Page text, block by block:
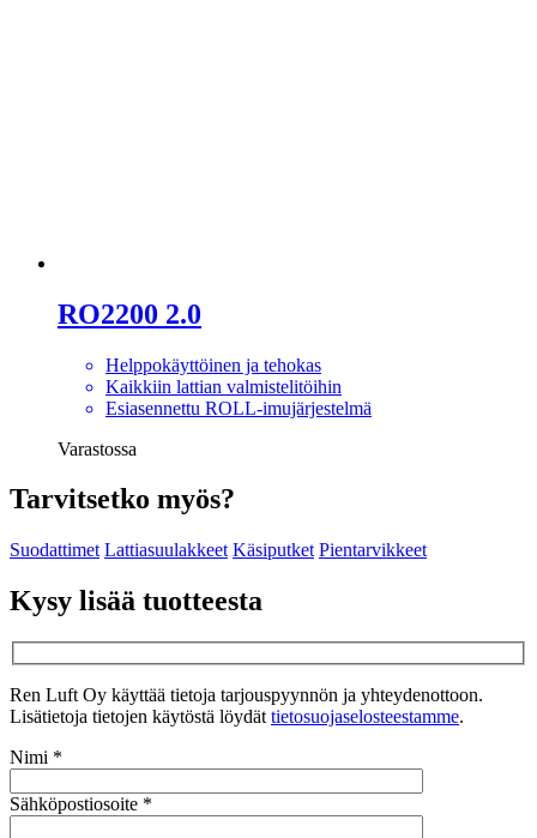
RO2200 2.0
Helppokäyttöinen ja tehokas
Kaikkiin lattian valmistelitöihin
Esiasennettu ROLL-imujärjestelmä
Varastossa
Tarvitsetko myös?
Suodattimet Lattiasuulakkeet Käsiputket Pientarvikkeet
Kysy lisää tuotteesta
Ren Luft Oy käyttää tietoja tarjouspyynnön ja yhteydenottoon.
Lisätietoja tietojen käytöstä löydät tietosuojaselosteestamme.
Nimi *
Sähköpostiosoite *